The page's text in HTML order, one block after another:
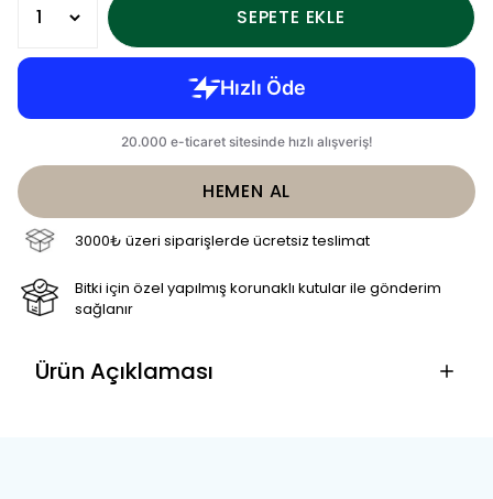
SEPETE EKLE
HEMEN AL
3000₺ üzeri siparişlerde ücretsiz teslimat
Bitki için özel yapılmış korunaklı kutular ile gönderim
sağlanır
Ürün Açıklaması